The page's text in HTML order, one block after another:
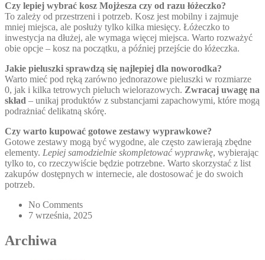
Czy lepiej wybrać kosz Mojżesza czy od razu łóżeczko?
To zależy od przestrzeni i potrzeb. Kosz jest mobilny i zajmuje
mniej miejsca, ale posłuży tylko kilka miesięcy. Łóżeczko to
inwestycja na dłużej, ale wymaga więcej miejsca. Warto rozważyć
obie opcje – kosz na początku, a później przejście do łóżeczka.
Jakie pieluszki sprawdzą się najlepiej dla noworodka?
Warto mieć pod ręką zarówno jednorazowe pieluszki w rozmiarze
0, jak i kilka tetrowych pieluch wielorazowych. Zwracaj uwagę na
skład – unikaj produktów z substancjami zapachowymi, które mogą
podrażniać delikatną skórę.
Czy warto kupować gotowe zestawy wyprawkowe?
Gotowe zestawy mogą być wygodne, ale często zawierają zbędne
elementy. Lepiej samodzielnie skompletować wyprawkę, wybierając
tylko to, co rzeczywiście będzie potrzebne. Warto skorzystać z list
zakupów dostępnych w internecie, ale dostosować je do swoich
potrzeb.
No Comments
7 września, 2025
Archiwa